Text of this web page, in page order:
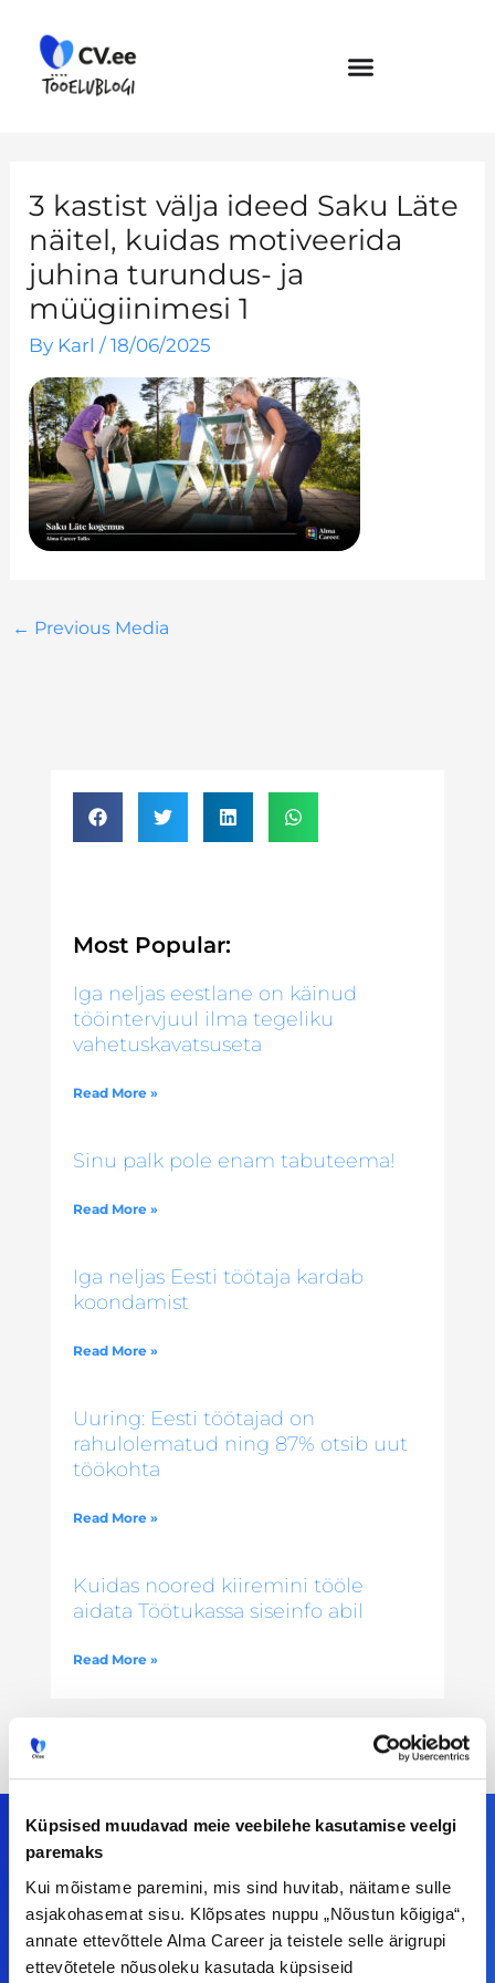
Küpsised muudavad meie veebilehe kasutamise veelgi
paremaks
Kui mõistame paremini, mis sind huvitab, näitame sulle
asjakohasemat sisu. Klõpsates nuppu „Nõustun kõigiga“,
annate ettevõttele Alma Career ja teistele selle ärigrupi
ettevõtetele nõusoleku kasutada küpsiseid
content
3 kastist välja ideed Saku Läte
näitel, kuidas motiveerida
juhina turundus- ja
müügiinimesi 1
By Karl/18/06/2025
← Previous Media
Most Popular:
Iga neljas eestlane on käinud
tööintervjuul ilma tegeliku
vahetuskavatsuseta
Read More »
Sinu palk pole enam tabuteema!
Read More »
Iga neljas Eesti töötaja kardab
koondamist
Read More »
Uuring: Eesti töötajad on
rahulolematud ning 87% otsib uut
töökohta
Read More »
Kuidas noored kiiremini tööle
aidata Töötukassa siseinfo abil
Read More »
Meiega leiad!
Tööelublogi.ee lehelt leiad kõik vajaliku, et olla